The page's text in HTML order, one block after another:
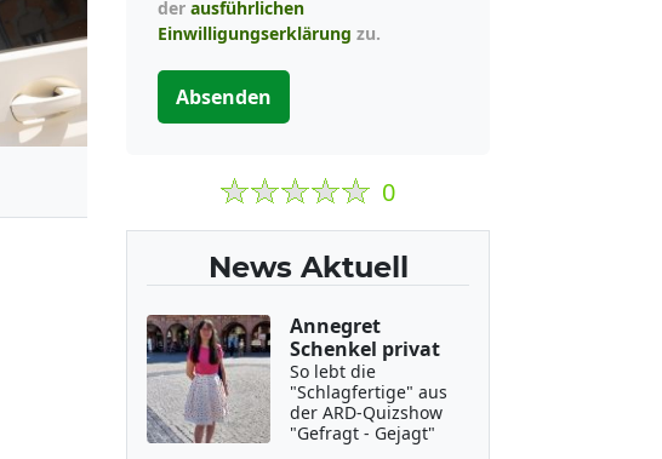
der ausführlichen
Einwilligungserklärung zu.
Absenden
0
News Aktuell
Annegret
Schenkel privat
So lebt die
"Schlagfertige" aus
der ARD-Quizshow
"Gefragt - Gejagt"